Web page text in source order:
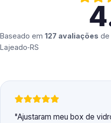
Baseado em 127 avaliações de
Lajeado‑RS
Ajustaram meu box de